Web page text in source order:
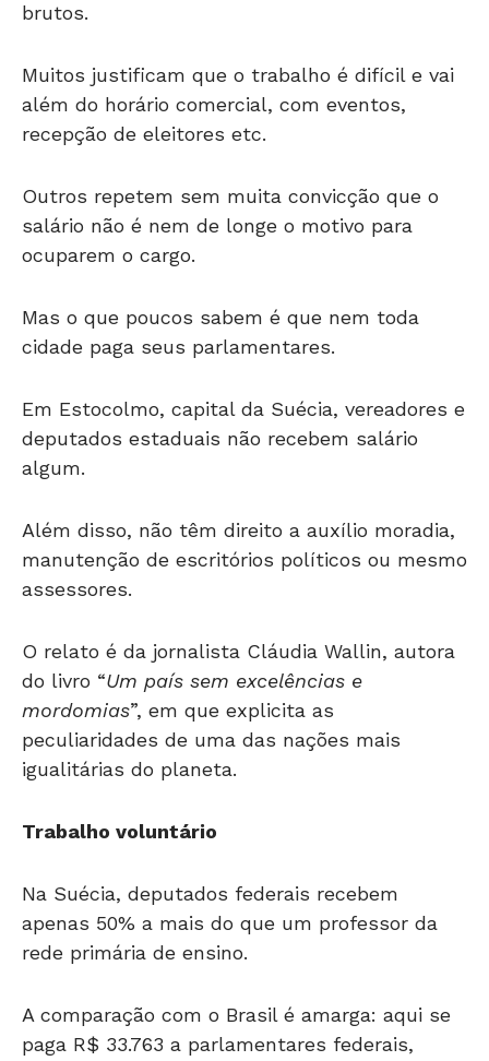
brutos.
Muitos justificam que o trabalho é difícil e vai
além do horário comercial, com eventos,
recepção de eleitores etc.
Outros repetem sem muita convicção que o
salário não é nem de longe o motivo para
ocuparem o cargo.
Mas o que poucos sabem é que nem toda
cidade paga seus parlamentares.
Em Estocolmo, capital da Suécia, vereadores e
deputados estaduais não recebem salário
algum.
Além disso, não têm direito a auxílio moradia,
manutenção de escritórios políticos ou mesmo
assessores.
O relato é da jornalista Cláudia Wallin, autora
do livro “Um país sem excelências e
mordomias”, em que explicita as
peculiaridades de uma das nações mais
igualitárias do planeta.
Trabalho voluntário
Na Suécia, deputados federais recebem
apenas 50% a mais do que um professor da
rede primária de ensino.
A comparação com o Brasil é amarga: aqui se
paga R$ 33.763 a parlamentares federais,